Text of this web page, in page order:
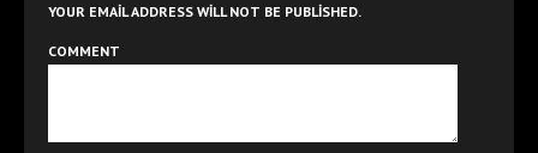
YOUR EMAIL ADDRESS WILL NOT BE PUBLISHED.
COMMENT